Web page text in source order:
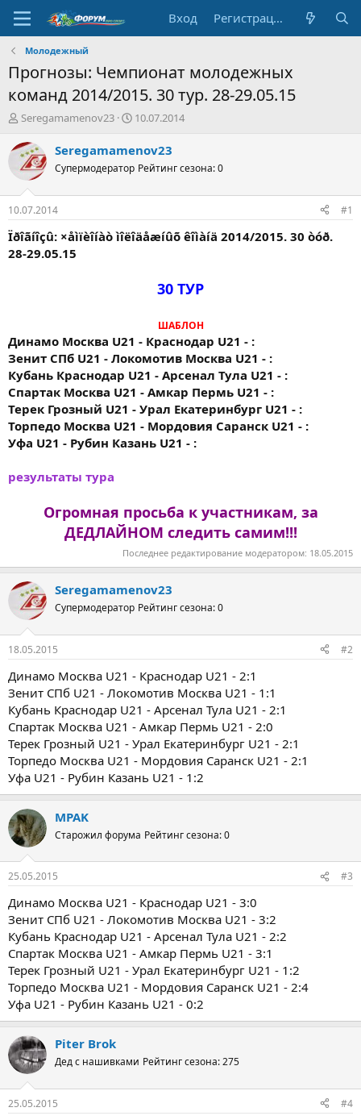
Вход Регистрация
Молодежный
Прогнозы: Чемпионат молодежных
команд 2014/2015. 30 тур. 28-29.05.15
А
т
о
р
т
е
м
ы
Seregamamenov23
Д
т
н
а
л
10.07.2014
Seregamamenov23
Супермодератор Рейтинг сезона: 0
10.07.2014 #1
Ïðîãíîçû: ×åìïèîíàò ìîëîäåæíûõ êîìàíä 2014/2015. 30 òóð.
28-29.05.15
30 ТУР
ШАБЛОН
Динамо Москва U21 - Краснодар U21 - :
Зенит СПб U21 - Локомотив Москва U21 - :
Кубань Краснодар U21 - Арсенал Тула U21 - :
Спартак Москва U21 - Амкар Пермь U21 - :
Терек Грозный U21 - Урал Екатеринбург U21 - :
Торпедо Москва U21 - Мордовия Саранск U21 - :
Уфа U21 - Рубин Казань U21 - :
результаты тура
Огромная просьба к участникам, за
ДЕДЛАЙНОМ следить самим!!!
Последнее редактирование модератором: 18.05.2015
Seregamamenov23
Супермодератор Рейтинг сезона: 0
18.05.2015 #2
Динамо Москва U21 - Краснодар U21 - 2:1
Зенит СПб U21 - Локомотив Москва U21 - 1:1
Кубань Краснодар U21 - Арсенал Тула U21 - 2:1
Спартак Москва U21 - Амкар Пермь U21 - 2:0
Терек Грозный U21 - Урал Екатеринбург U21 - 2:1
Торпедо Москва U21 - Мордовия Саранск U21 - 2:1
Уфа U21 - Рубин Казань U21 - 1:2
MPAK
Старожил форума Рейтинг сезона: 0
25.05.2015 #3
Динамо Москва U21 - Краснодар U21 - 3:0
Зенит СПб U21 - Локомотив Москва U21 - 3:2
Кубань Краснодар U21 - Арсенал Тула U21 - 2:2
Спартак Москва U21 - Амкар Пермь U21 - 3:1
Терек Грозный U21 - Урал Екатеринбург U21 - 1:2
Торпедо Москва U21 - Мордовия Саранск U21 - 2:4
Уфа U21 - Рубин Казань U21 - 0:2
Piter Brok
Дед с нашивками Рейтинг сезона: 275
25.05.2015 #4